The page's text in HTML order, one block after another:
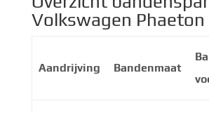
Volkswagen Phaeton
Aandrijving Bandenmaat